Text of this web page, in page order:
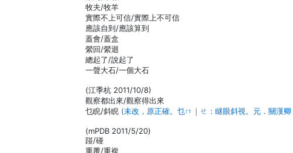
牧夫/牧羊
實際不上可信/實際上不可信
應該自到/應該算到
蓋會/蓋盒
縈回/縈迴
總起了/說起了
一聲大石/一個大石
(江季杭 2011/10/8)
觀察都出來/觀察得出來
乜睨/斜睨 (未改，原正確。乜ㄇ｜ㄝ：瞇眼斜視。元．關漢
(mPDB 2011/5/20)
踫/碰
重覆/重複